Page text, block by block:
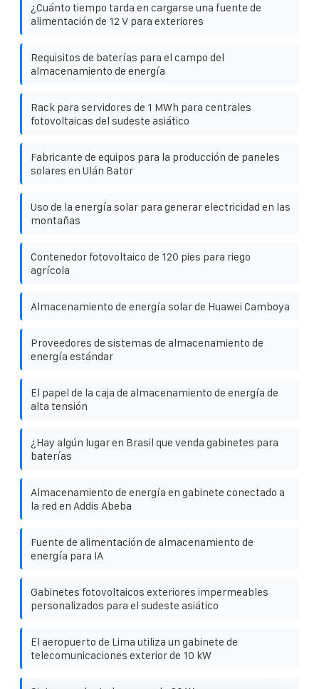
¿Cuánto tiempo tarda en cargarse una fuente de
alimentación de 12 V para exteriores
Requisitos de baterías para el campo del
almacenamiento de energía
Rack para servidores de 1 MWh para centrales
fotovoltaicas del sudeste asiático
Fabricante de equipos para la producción de paneles
solares en Ulán Bator
Uso de la energía solar para generar electricidad en las
montañas
Contenedor fotovoltaico de 120 pies para riego
agrícola
Almacenamiento de energía solar de Huawei Camboya
Proveedores de sistemas de almacenamiento de
energía estándar
El papel de la caja de almacenamiento de energía de
alta tensión
¿Hay algún lugar en Brasil que venda gabinetes para
baterías
Almacenamiento de energía en gabinete conectado a
la red en Addis Abeba
Fuente de alimentación de almacenamiento de
energía para IA
Gabinetes fotovoltaicos exteriores impermeables
personalizados para el sudeste asiático
El aeropuerto de Lima utiliza un gabinete de
telecomunicaciones exterior de 10 kW